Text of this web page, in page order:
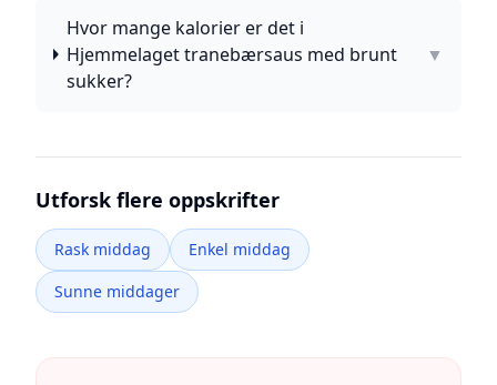
Hvor mange kalorier er det i
Hjemmelaget tranebærsaus med brunt
sukker?
▼
Utforsk flere oppskrifter
Rask middag
Enkel middag
Sunne middager